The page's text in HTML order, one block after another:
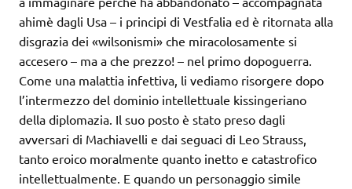
ahimè dagli Usa – i principi di Vestfalia ed è ritornata alla
disgrazia dei «wilsonismi» che miracolosamente si
accesero – ma a che prezzo! – nel primo dopoguerra.
Come una malattia infettiva, li vediamo risorgere dopo
l’intermezzo del dominio intellettuale kissingeriano
della diplomazia. Il suo posto è stato preso dagli
avversari di Machiavelli e dai seguaci di Leo Strauss,
tanto eroico moralmente quanto inetto e catastrofico
intellettualmente. E quando un personaggio simile